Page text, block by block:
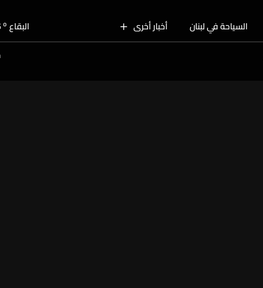
السياحة في لبنان أخبار أخرى البقاع o
الجنوب o